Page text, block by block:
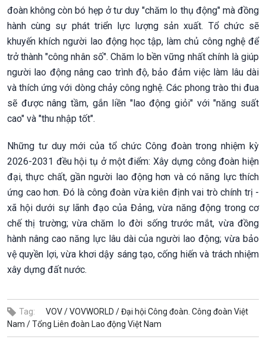
đoàn không còn bó hẹp ở tư duy "chăm lo thụ động" mà đồng
hành cùng sự phát triển lực lượng sản xuất. Tổ chức sẽ
khuyến khích người lao động học tập, làm chủ công nghệ để
trở thành "công nhân số". Chăm lo bền vững nhất chính là giúp
người lao động nâng cao trình độ, bảo đảm việc làm lâu dài
và thích ứng với dòng chảy công nghệ. Các phong trào thi đua
sẽ được nâng tầm, gắn liền "lao động giỏi" với "năng suất
cao" và "thu nhập tốt".
Những tư duy mới của tổ chức Công đoàn trong nhiệm kỳ
2026-2031 đều hội tụ ở một điểm: Xây dựng công đoàn hiện
đại, thực chất, gần người lao động hơn và có năng lực thích
ứng cao hơn. Đó là công đoàn vừa kiên định vai trò chính trị -
xã hội dưới sự lãnh đạo của Đảng, vừa năng động trong cơ
chế thị trường; vừa chăm lo đời sống trước mắt, vừa đồng
hành nâng cao năng lực lâu dài của người lao động; vừa bảo
vệ quyền lợi, vừa khơi dậy sáng tạo, cống hiến và trách nhiệm
xây dựng đất nước.
Tag: VOV /VOVWORLD /Đại hội Công đoàn. Công đoàn Việt
Nam /Tổng Liên đoàn Lao động Việt Nam